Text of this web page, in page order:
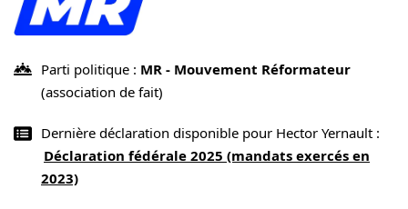
Parti politique : MR - Mouvement Réformateur
(association de fait)
Dernière déclaration disponible pour Hector Yernault :
Déclaration fédérale 2025 (mandats exercés en
2023)